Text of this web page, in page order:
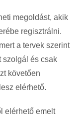
megoldást, akik
regisztrálni.
a tervek szerint
szolgál és csak
követően
elérhető.
elérhető emelt